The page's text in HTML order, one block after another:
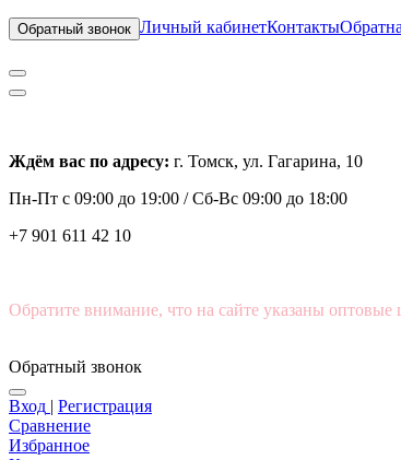
Обратный звонок Личный кабинетКонтакты
Ждём вас по адресу: г. Томск, ул. Гагарина, 10
Пн-Пт с 09:00 до 19:00 /Сб-Вс 09:00 до 18:00
+7 901 611 42 10
Обратите внимание, что на сайте указаны
Обратный звонок
Вход | Регистрация
Сравнение
Избранное